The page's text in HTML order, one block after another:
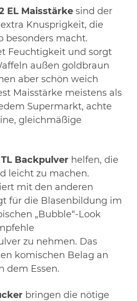
EL Maisstärke sind der
Knusprigkeit, die
besonders macht.
Feuchtigkeit und sorgt
außen goldbraun
aber schön weich
Maisstärke meistens als
Supermarkt, achte
gleichmäßige
Backpulver helfen, die
leicht zu machen.
mit den anderen
für die Blasenbildung im
„Bubble“-Look
zu nehmen. Das
komischen Belag an
dem Essen.
bringen die nötige